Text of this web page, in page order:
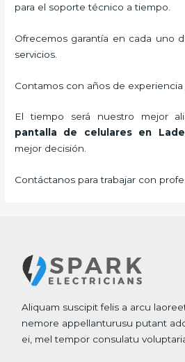
para el soporte técnico a tiempo.
Ofrecemos garantía en cada uno
servicios.
Contamos con años de experiencia
El tiempo será nuestro mejor
pantalla de celularesen
mejor decisión.
Contáctanos para trabajar con
Aliquam suscipit felis a arcu
nemore appellanturusu putant
ei, mel tempor consulatu